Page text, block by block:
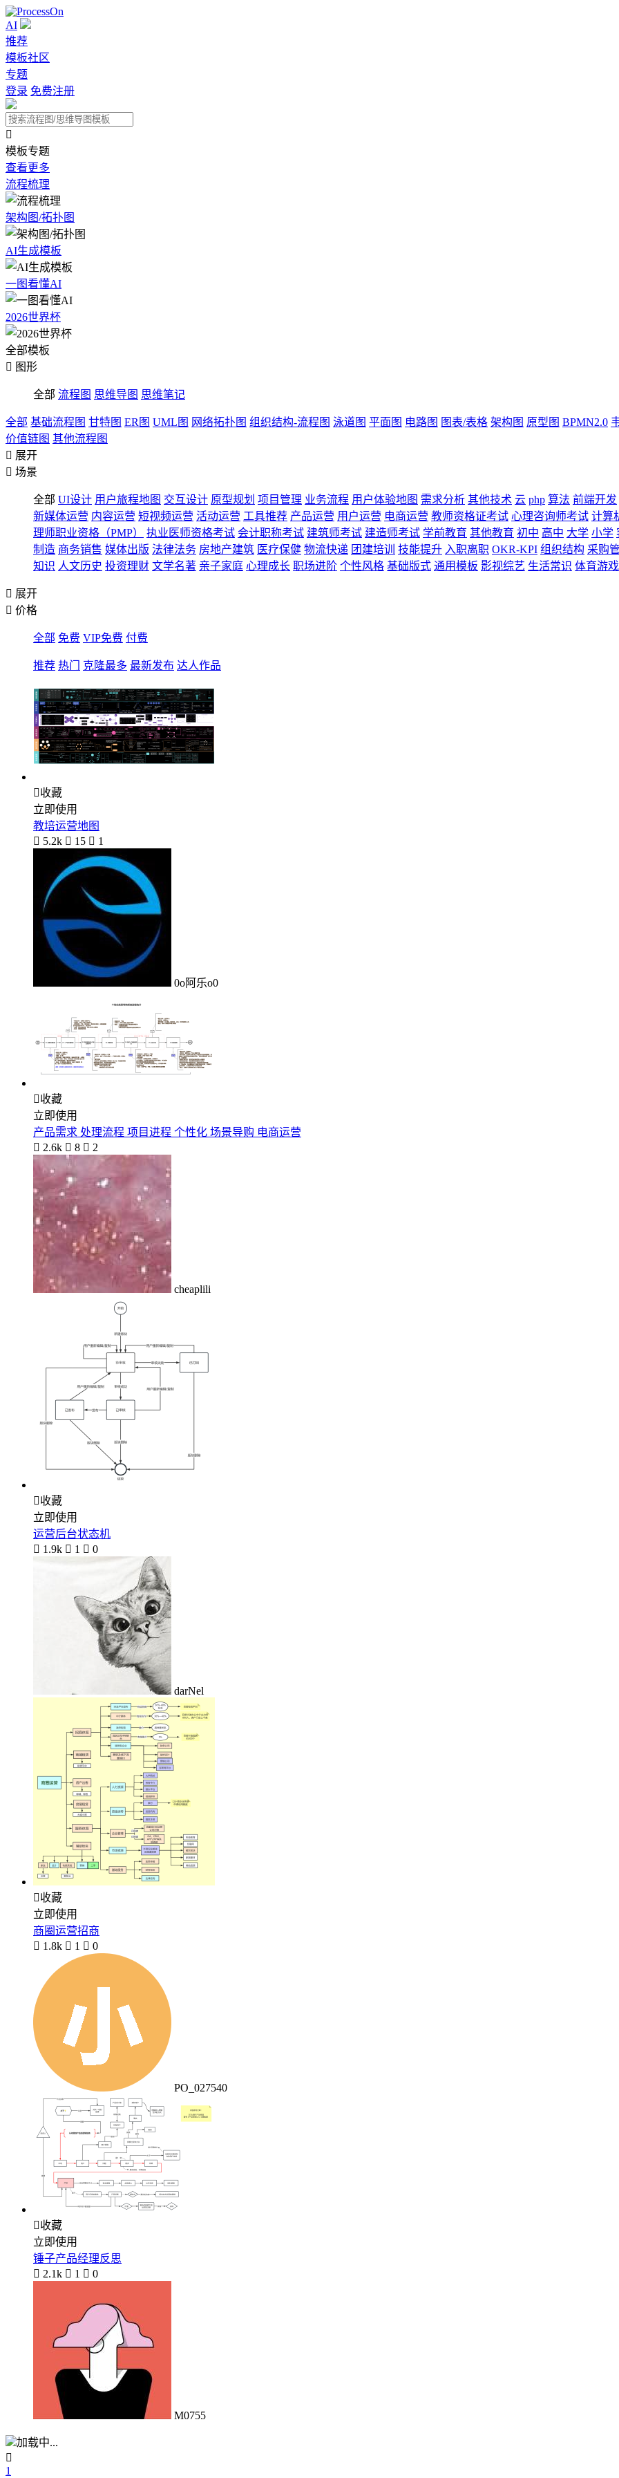
AI
推荐
模板社区
专题
登录 免费注册

模板专题
查看更多
流程梳理
架构图/拓扑图
AI生成模板
一图看懂AI
2026世界杯
全部模板
 图形
全部 流程图 思维导图 思维笔记
全部 基础流程图 甘特图 ER图 UML图 网络拓扑图 组织结构-流程图 泳道图 平面图 电路图 图表/表格 架构图 原型图 BPMN2.0
价值链图 其他流程图
 展开
 场景
全部 UI设计 用户旅程地图 交互设计 原型规划 项目管理 业务流程 用户体验地图 需求分析 其他技术 云 php 算法 前端开发
新媒体运营 内容运营 短视频运营 活动运营 工具推荐 产品运营 用户运营 电商运营 教师资格证考试 心理咨询师考试 计算
理师职业资格（PMP）
执业医师资格考试 会计职称考试 建筑师考试 建造师考试 学前教育 其他教育 初中 高中 大学 小学
制造 商务销售 媒体出版 法律法务 房地产建筑 医疗保健 物流快递 团建培训 技能提升 入职离职 OKR-KPI 组织结构 采购
知识 人文历史 投资理财 文学名著 亲子家庭 心理成长 职场进阶 个性风格 基础版式 通用模板 影视综艺 生活常识 体育游戏
 展开
 价格
全部 免费 VIP免费 付费
推荐 热门 克隆最多 最新发布 达人作品
收藏
立即使用
教培运营地图
 5.2k  15  1
0o阿乐o0
收藏
立即使用
产品需求 处理流程 项目进程 个性化 场景导购 电商运营
 2.6k  8  2
cheaplili
收藏
立即使用
运营后台状态机
 1.9k  1  0
darNel
收藏
立即使用
商圈运营招商
 1.8k  1  0
PO_027540
收藏
立即使用
锤子产品经理反思
 2.1k  1  0
M0755
加载中...

1